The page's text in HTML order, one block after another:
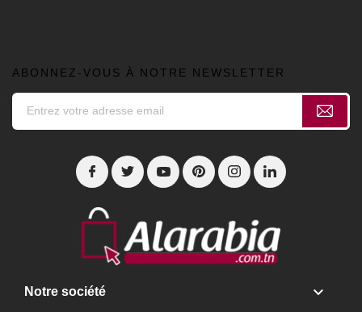
ABONNEZ-VOUS À NOTRE NEWSLETTER
Notre société 